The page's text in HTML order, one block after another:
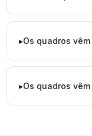
Os quadros
Os quadros